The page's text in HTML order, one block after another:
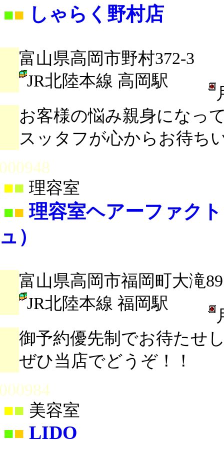
■■ しゃらく野村店
富山県高岡市野村372-3
JR北陸本線 高岡駅
お客様の悩み親身になっ
スッタフが心からお待ち
■ 理容室
■■ 理容室ヘアーファク
）
富山県高岡市福岡町大滝
JR北陸本線 福岡駅
御予約優先制でお待たせ
ぜひ当店でどうぞ！！
■ 美容室
■■ LIDO